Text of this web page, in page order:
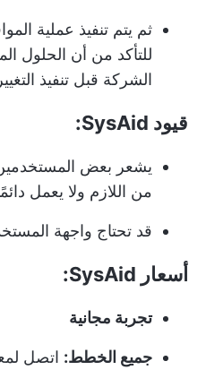
ثم يتم تنفيذ عملية
للتأكد من أن الحلول
الشركة قبل تنفيذ
قيود SysAid:
يشعر بعض
من اللازم ولا يعمل
قد تحتاج واجهة
أسعار SysAid:
تجربة مجانية
جميع الخطط: اتصل